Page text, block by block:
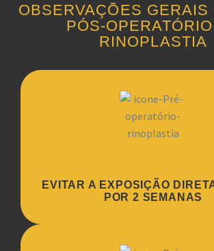
OBSERVAÇÕES GERAIS
PÓS-
RINOPLASTIA
EVITAR A EXPOSIÇÃO
POR 2 SEMANAS